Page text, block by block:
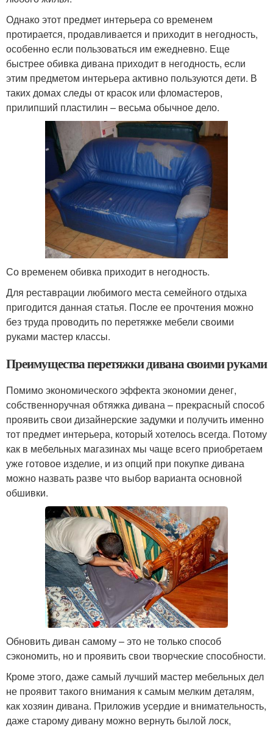
Однако этот предмет интерьера со временем
протирается, продавливается и приходит в негодность,
особенно если пользоваться им ежедневно. Еще
быстрее обивка дивана приходит в негодность, если
этим предметом интерьера активно пользуются дети. В
таких домах следы от красок или фломастеров,
прилипший пластилин – весьма обычное дело.
Со временем обивка приходит в негодность.
Для реставрации любимого места семейного отдыха
пригодится данная статья. После ее прочтения можно
без труда проводить по перетяжке мебели своими
руками мастер классы.
Преимущества перетяжки дивана своими руками
Помимо экономического эффекта экономии денег,
собственноручная обтяжка дивана – прекрасный способ
проявить свои дизайнерские задумки и получить именно
тот предмет интерьера, который хотелось всегда. Потому
как в мебельных магазинах мы чаще всего приобретаем
уже готовое изделие, и из опций при покупке дивана
можно назвать разве что выбор варианта основной
обшивки.
Обновить диван самому – это не только способ
сэкономить, но и проявить свои творческие способности.
Кроме этого, даже самый лучший мастер мебельных дел
не проявит такого внимания к самым мелким деталям,
как хозяин дивана. Приложив усердие и внимательность,
даже старому дивану можно вернуть былой лоск,